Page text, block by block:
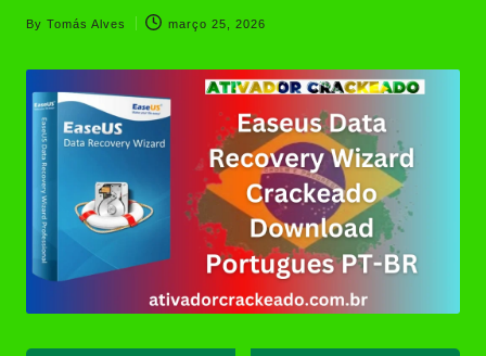
Bits Português
Ashampoo UnInstaller Download
Crackeado + Chave de Licença |
Ativador Crackeado
XD-AntiSpy 4.13.0 Crackeado
Download Português PT-BR
Ativador Windows 7 Download
Grátis: Windows Loader & Re-
Loader | Ativador Crackeado
Posted
By Tomás Alves março 25, 2026